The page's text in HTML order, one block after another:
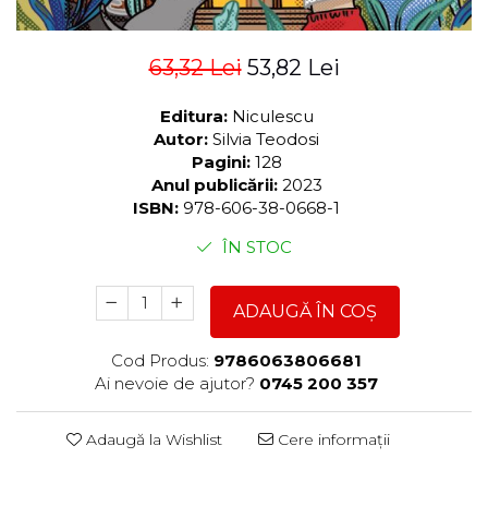
63,32 Lei 53,82 Lei
Editura: Niculescu
Autor: Silvia Teodosi
Pagini: 128
Anul publicării: 2023
ISBN: 978-606-38-0668-1
ÎN STOC
ADAUGĂ ÎN COȘ
Cod Produs: 9786063806681
Ai nevoie de ajutor? 0745 200 357
Adaugă la Wishlist Cere informații